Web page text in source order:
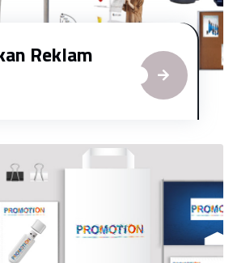
Reklam